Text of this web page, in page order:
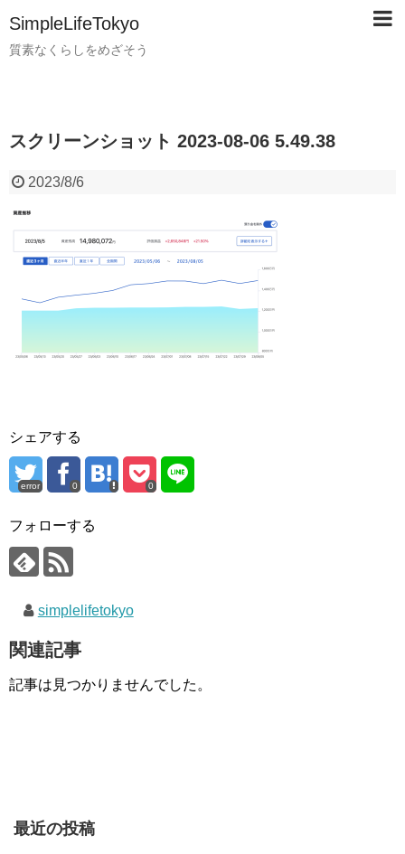
SimpleLifeTokyo
質素なくらしをめざそう
スクリーンショット 2023-08-06 5.49.38
2023/8/6
シェアする
error 0 0
フォローする
simplelifetokyo
関連記事
記事は見つかりませんでした。
最近の投稿